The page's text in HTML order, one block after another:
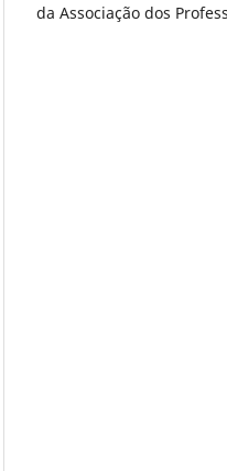
da Associação dos